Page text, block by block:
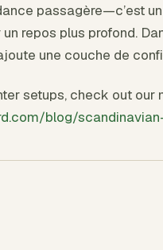
passagère—c’est
repos plus profond.
une couche de
setups, check out
blog/